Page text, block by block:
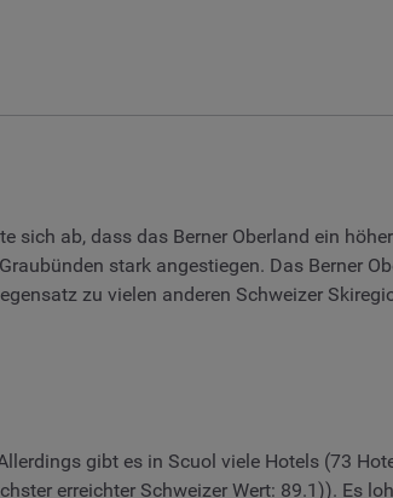
sich ab, dass das Berner Oberland ein
stark angestiegen. Das Berner
zu vielen anderen Schweizer
gibt es in Scuol viele Hotels (73
erreichter Schweizer Wert: 89.1)). Es